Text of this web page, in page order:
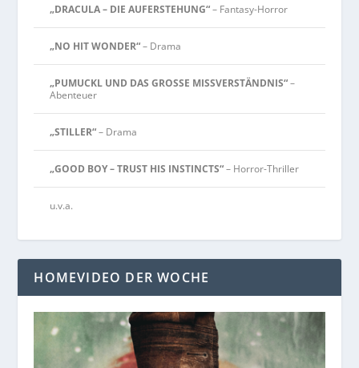
„DRACULA – DIE AUFERSTEHUNG“– Fantasy-Horror
„NO HIT WONDER“– Drama
„PUMUCKL UND DAS GROSSE MISSVERSTÄNDNIS“–
Abenteuer
„STILLER“– Drama
„GOOD BOY – TRUST HIS INSTINCTS“– Horror-Thriller
u.v.a.
HOMEVIDEO DER WOCHE